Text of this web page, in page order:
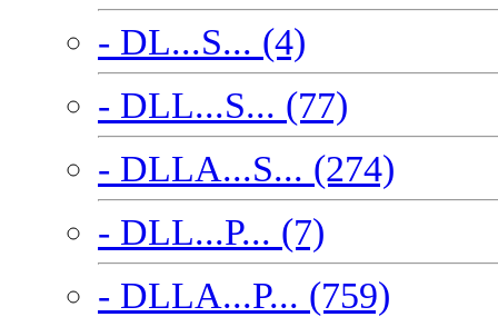
- DL...S... (4)
- DLL...S... (77)
- DLLA...S... (274)
- DLL...P... (7)
- DLLA...P... (759)